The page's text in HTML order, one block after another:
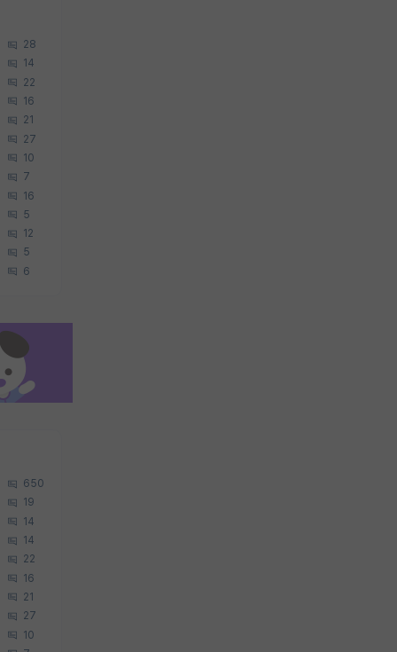
28
14
22
16
21
27
10
7
16
5
12
5
6
650
19
14
14
22
16
21
27
10